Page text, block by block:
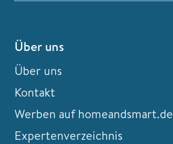
Über uns
Über uns
Kontakt
Werben auf homeandsmart.de
Expertenverzeichnis